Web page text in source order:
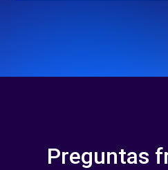
Preguntas